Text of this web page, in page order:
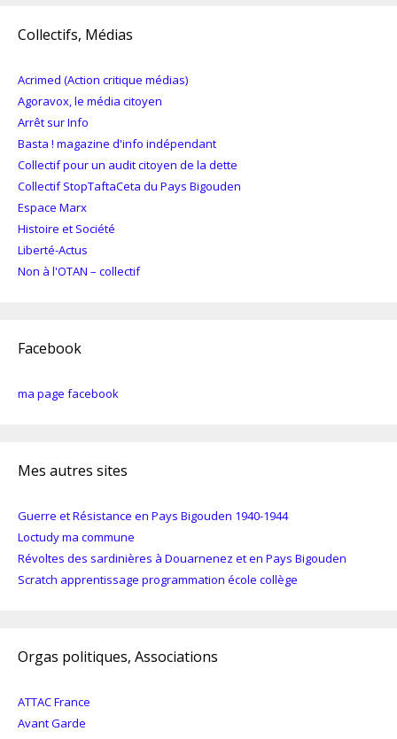
Collectifs, Médias
Acrimed (Action critique médias)
Agoravox, le média citoyen
Arrêt sur Info
Basta ! magazine d'info indépendant
Collectif pour un audit citoyen de la dette
Collectif StopTaftaCeta du Pays Bigouden
Espace Marx
Histoire et Société
Liberté-Actus
Non à l'OTAN – collectif
Facebook
ma page facebook
Mes autres sites
Guerre et Résistance en Pays Bigouden 1940-1944
Loctudy ma commune
Révoltes des sardinières à Douarnenez et en Pays Bigouden
Scratch apprentissage programmation école collège
Orgas politiques, Associations
ATTAC France
Avant Garde